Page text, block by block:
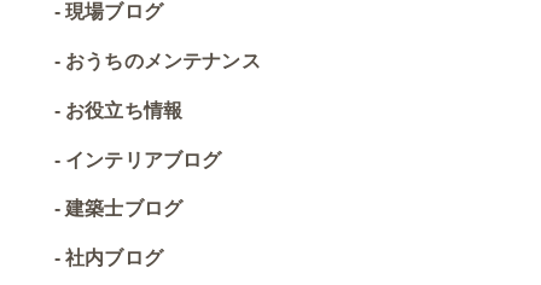
現場ブログ
おうちのメンテナンス
お役立ち情報
インテリアブログ
建築士ブログ
社内ブログ